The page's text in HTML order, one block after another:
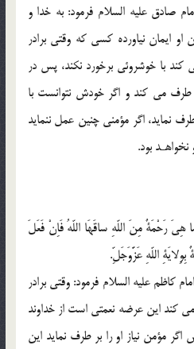
ج 75، ص 176 .] امام صادق عليه السلام فرمود: به خدا و
او ايمان نياورده كسى كه وقتى برادر
با خوشروئى برخورد نكند، پس در
طرف مى كند و اگر خودش نتوانست با
نمايد، اگر مؤمنى چنين عمل ننمايد
بود.
هِىَ رَحْمَةٌ مِنَ اللّهِ ساقَهَا اللّهُ فَاِنْ فَعَلَ
اللّهِ عَزَّوَجَلِّ.
جلد 74، ص 313 .] امام كاظم عليه السلام فرمود: وقتى برادر
كند اين عرضه نعمتى است از خداوند
مؤمن نياز او را بر طرف نمايد اين